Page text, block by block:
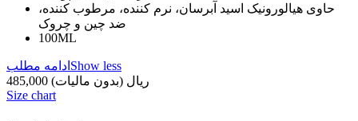
حاوی هیالورونیک اسید آبرسان، نرم کننده، مرطوب کننده،
ضد چین و چروک
100ML
ادامه مطلب Show less
485,000 ریال (بدون مالیات)
Size chart